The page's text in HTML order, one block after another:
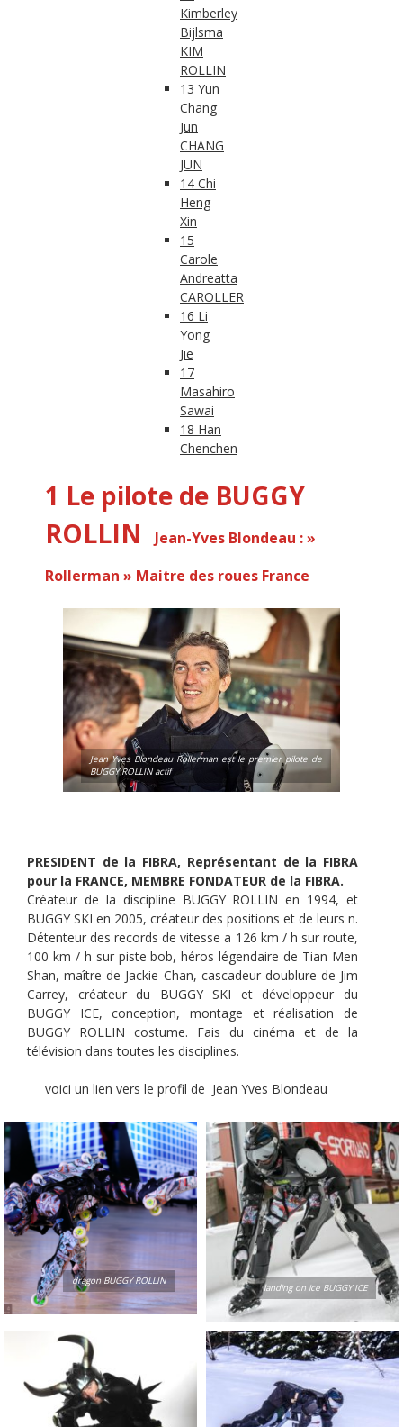
Kimberley
Bijlsma
KIM
ROLLIN
13 Yun
Chang
Jun
CHANG
JUN
14 Chi
Heng
Xin
15
Carole
Andreatta
CAROLLER
16 Li
Yong
Jie
17
Masahiro
Sawai
18 Han
Chenchen
1 Le pilote de BUGGY
ROLLIN
Jean-Yves Blondeau :»
Rollerman » Maitre des roues France
Jean Yves Blondeau Rollerman est le premier pilote de
BUGGY ROLLIN actif
PRESIDENT de la FIBRA, Représentant de la FIBRA
pour la FRANCE, MEMBRE FONDATEUR de la FIBRA.
Créateur de la discipline BUGGY ROLLIN en 1994, et
BUGGY SKI en 2005, créateur des positions et de leurs n.
Détenteur des records de vitesse a 126 km / h sur route,
100 km / h sur piste bob, héros légendaire de Tian Men
Shan, maître de Jackie Chan, cascadeur doublure de Jim
Carrey, créateur du BUGGY SKI et développeur du
BUGGY ICE, conception, montage et réalisation de
BUGGY ROLLIN costume. Fais du cinéma et de la
télévision dans toutes les disciplines.
voici un lien vers le profil de Jean Yves Blondeau
dragon BUGGY ROLLIN
landing on ice BUGGY ICE